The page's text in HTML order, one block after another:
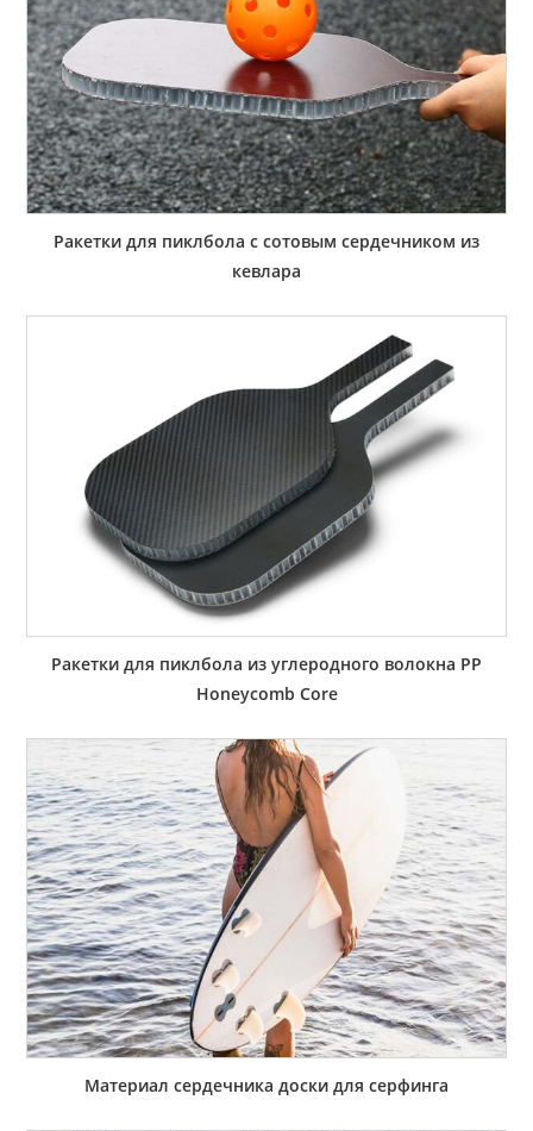
Ракетки для пиклбола с сотовым сердечником из
кевлара
Ракетки для пиклбола из углеродного волокна PP
Honeycomb Core
Материал сердечника доски для серфинга